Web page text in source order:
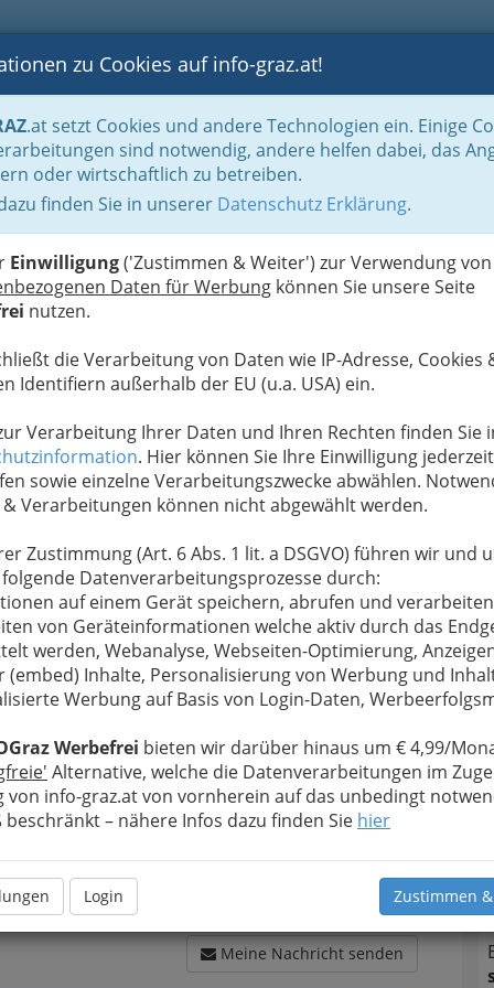
BLOGS FOTOS GASTRONOMIE BRANCHEN
zu Cookies auf info-graz.at!
.at setzt Cookies und andere Technologien ein. Einige
sind notwendig, andere helfen dabei, das
oder wirtschaftlich zu betreiben.
finden Sie in unserer Datenschutz Erklärung.
Einwilligung('Zustimmen & Weiter') zur Verwendung von
Daten für Werbung können Sie unsere Seite
nutzen.
die Verarbeitung von Daten wie IP-Adresse, Cookies
Identifiern außerhalb der EU (u.a. USA) ein.
Verarbeitung Ihrer Daten und Ihren Rechten finden Sie
. Hier können Sie Ihre Einwilligung jederzeit
sowie einzelne Verarbeitungszwecke abwählen.
& Verarbeitungen können nicht abgewählt werden.
Zustimmung (Art. 6 Abs. 1 lit. a DSGVO) führen wir und
Datenverarbeitungsprozesse durch:
auf einem Gerät speichern, abrufen und
von Geräteinformationen welche aktiv durch das
werden, Webanalyse, Webseiten-Optimierung,
(embed) Inhalte, Personalisierung von Werbung und
Werbung auf Basis von Login-Daten,
Werbefrei bieten wir darüber hinaus um € 4,99/
Alternative, welche die Datenverarbeitungen im
von info-graz.at von vornherein auf das unbedingt
beschränkt – nähere Infos dazu finden Sie hier
Login Zustimmen
Gourmet - Hauben und Sterne Falstaff Restaurantguide - Graz
Tradiotionell
bewahren, verwenden wir an dieser Stelle zur
Ihre Nachricht wird nach dem Absenden
Stub´n weitergeleitet.
Meine Nachricht
Meine Nachricht senden